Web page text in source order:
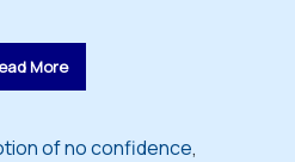
More
of no confidence